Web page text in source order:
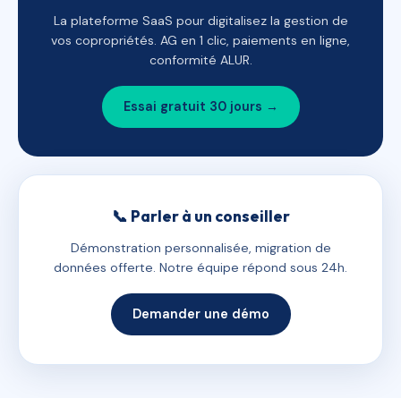
La plateforme SaaS pour digitalisez la gestion de
vos copropriétés. AG en 1 clic, paiements en ligne,
conformité ALUR.
Essai gratuit 30 jours →
📞 Parler à un conseiller
Démonstration personnalisée, migration de
données offerte. Notre équipe répond sous 24h.
Demander une démo